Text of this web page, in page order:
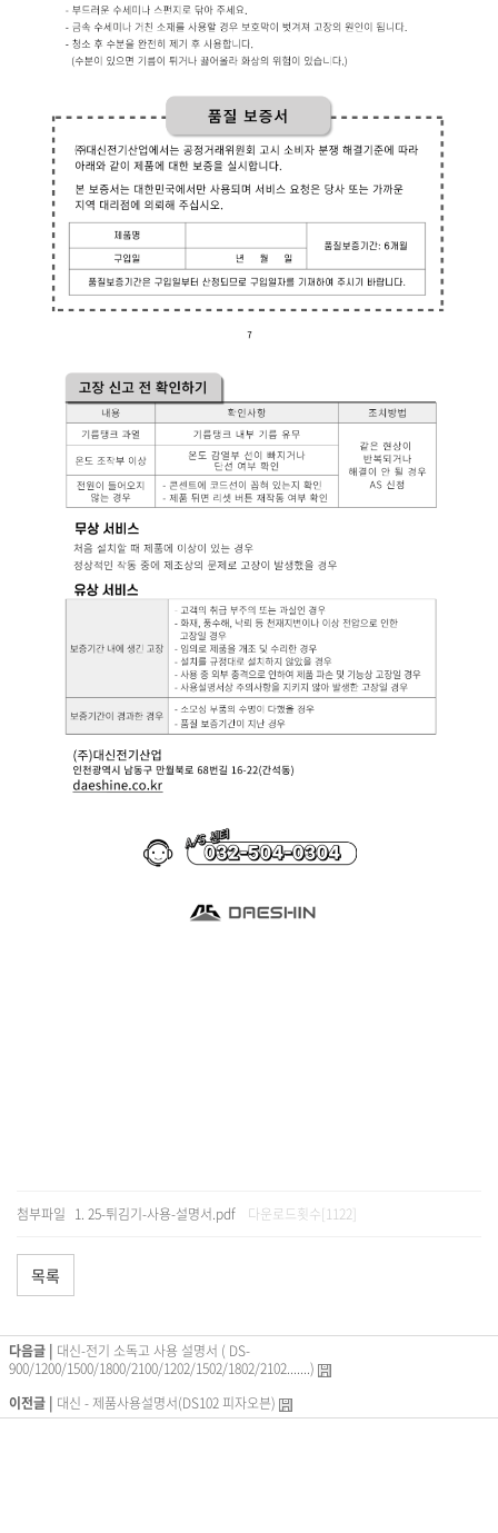
첨부파일 25-튀김기-사용-설명서.pdf 다운로드횟수[1122]
목록
다음글 | 대신-전기 소독고 사용 설명서 ( DS-
900/1200/1500/1800/2100/1202/1502/1802/2102.......)
이전글 | 대신 - 제품사용설명서(DS102 피자오븐)